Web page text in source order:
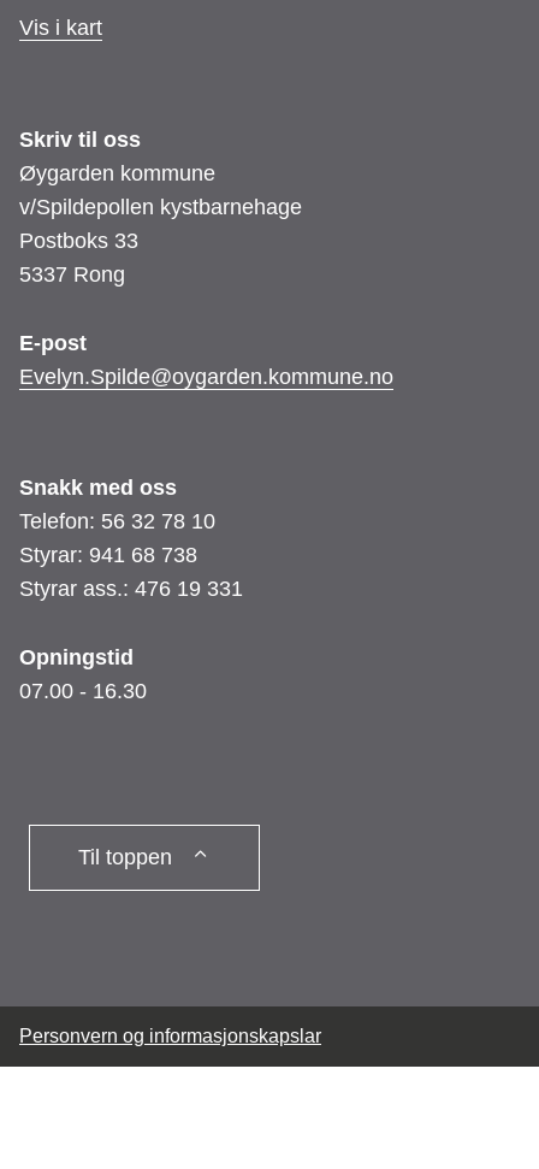
Vis i kart
Skriv til oss
Øygarden kommune
v/Spildepollen kystbarnehage
Postboks 33
5337 Rong
E-post
Evelyn.Spilde@oygarden.kommune.no
Snakk med oss
Telefon: 56 32 78 10
Styrar: 941 68 738
Styrar ass.: 476 19 331
Opningstid
07.00 - 16.30
Til toppen
Personvern og informasjonskapslar